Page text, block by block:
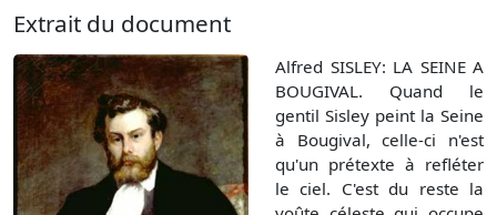
Extrait du document
Alfred SISLEY: LA SEINE A
BOUGIVAL. Quand le
gentil Sisley peint la Seine
à Bougival, celle-ci n'est
qu'un prétexte à refléter
le ciel. C'est du reste la